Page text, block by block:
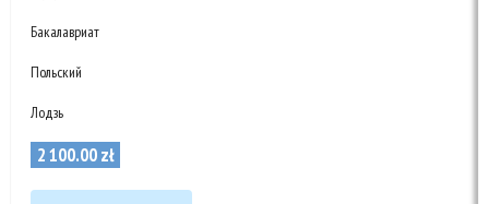
Бакалавриат
Польский
Лодзь
2 100.00zł